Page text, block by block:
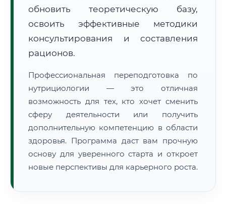
📜 Документы и аккредитация ФИС ФРДО
обновить теоретическую базу,
освоить эффективные методики
консультирования и составления
рационов.
Профессиональная переподготовка по
нутрициологии — это отличная
возможность для тех, кто хочет сменить
сферу деятельности или получить
дополнительную компетенцию в области
здоровья. Программа даст вам прочную
основу для уверенного старта и откроет
новые перспективы для карьерного роста.